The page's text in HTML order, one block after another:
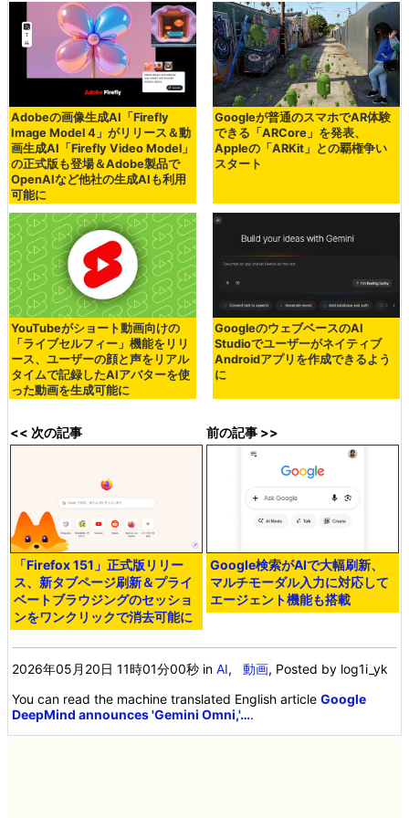
Adobeの画像生成AI「Firefly
Image Model 4」がリリース＆動
画生成AI「Firefly Video Model」
の正式版も登場＆Adobe製品で
OpenAIなど他社の生成AIも利用
可能に
Googleが普通のスマホでAR体験
できる「ARCore」を発表、
Appleの「ARKit」との覇権争い
スタート
YouTubeがショート動画向けの
「ライブセルフィー」機能をリリ
ース、ユーザーの顔と声をリアル
タイムで記録したAIアバターを使
った動画を生成可能に
GoogleのウェブベースのAI
Studioでユーザーがネイティブ
Androidアプリを作成できるよう
に
<< 次の記事
「Firefox 151」正式版リリー
ス、新タブページ刷新＆プライ
ベートブラウジングのセッショ
ンをワンクリックで消去可能に
前の記事 >>
Google検索がAIで大幅刷新、
マルチモーダル入力に対応して
エージェント機能も搭載
2026年05月20日 11時01分00秒 inAI,動画, Posted by log1i_yk
You can read the machine translated English articleGoogle
DeepMind announces 'Gemini Omni,'….